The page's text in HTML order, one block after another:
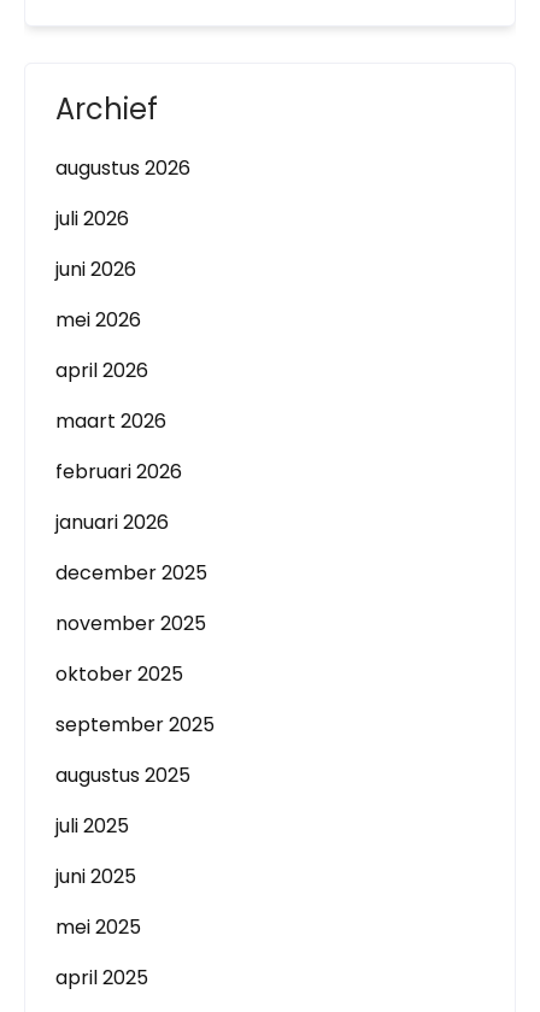
Archief
augustus 2026
juli 2026
juni 2026
mei 2026
april 2026
maart 2026
februari 2026
januari 2026
december 2025
november 2025
oktober 2025
september 2025
augustus 2025
juli 2025
juni 2025
mei 2025
april 2025